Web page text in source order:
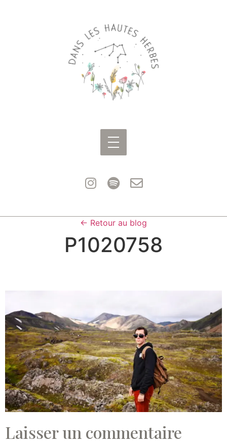
← Retour au blog
P1020758
Laisser un commentaire